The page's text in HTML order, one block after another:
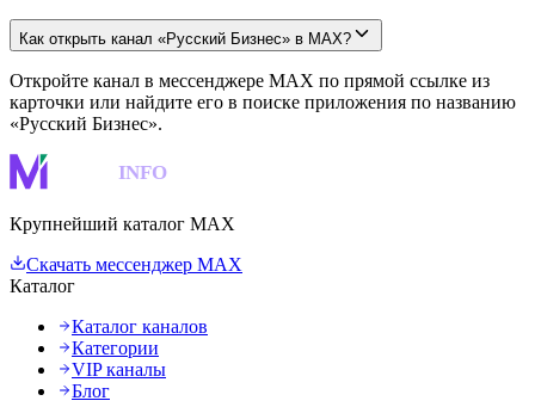
Как открыть канал «Русский Бизнес» в MAX?
Откройте канал в мессенджере MAX по прямой ссылке из
карточки или найдите его в поиске приложения по названию
«Русский Бизнес».
INFO
Крупнейший каталог MAX
Скачать мессенджер MAX
Каталог
Каталог каналов
Категории
VIP каналы
Блог